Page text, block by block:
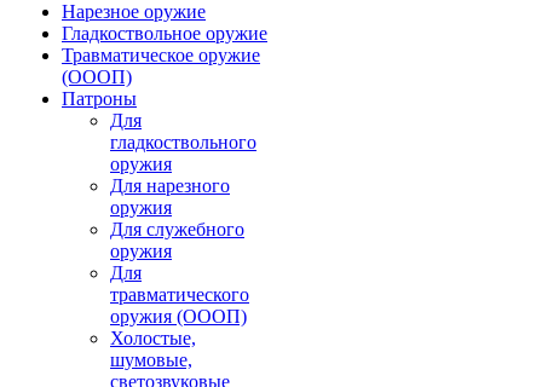
Нарезное оружие
Гладкоствольное оружие
Травматическое оружие
(ОООП)
Патроны
Для
гладкоствольного
оружия
Для нарезного
оружия
Для служебного
оружия
Для
травматического
оружия (ОООП)
Холостые,
шумовые,
светозвуковые